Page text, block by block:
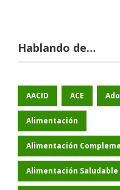
Hablando de…
AACID ACE
Alimentación
Alimentación
Alimentación Saludable